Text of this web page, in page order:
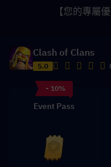
【您的專屬
Clash of Clans
5.0
- 10%
Event Pass